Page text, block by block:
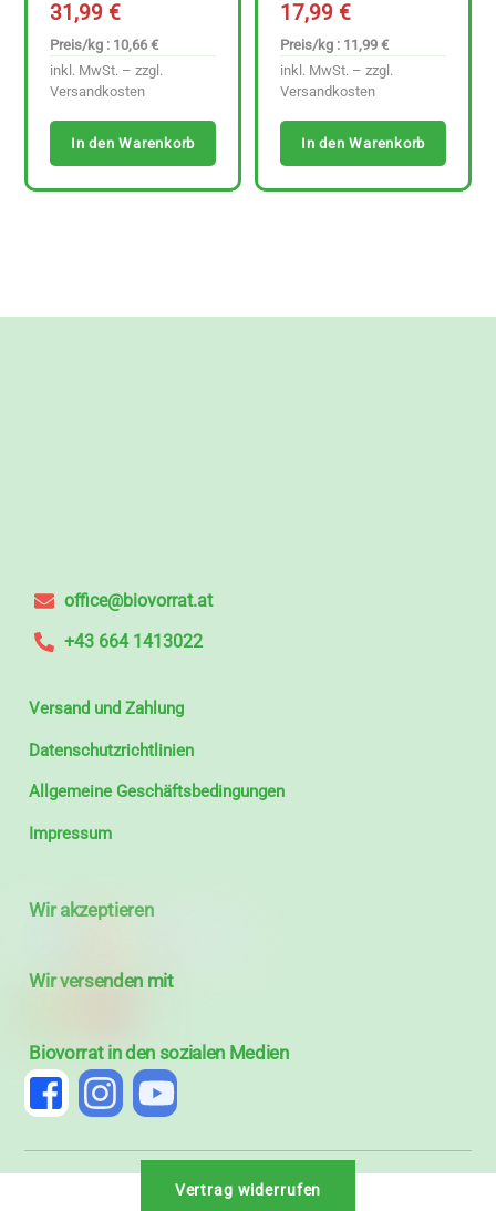
31,99€
Preis/kg : 10,66 €
inkl. MwSt. – zzgl.
Versandkosten
In den Warenkorb
17,99€
Preis/kg : 11,99 €
inkl. MwSt. – zzgl.
Versandkosten
In den Warenkorb
office@biovorrat.at
+43 664 1413022
Versand und Zahlung
Datenschutzrichtlinien
Allgemeine Geschäftsbedingungen
Impressum
Wir akzeptieren
Wir versenden mit
Biovorrat in den sozialen Medien
Vertrag widerrufen